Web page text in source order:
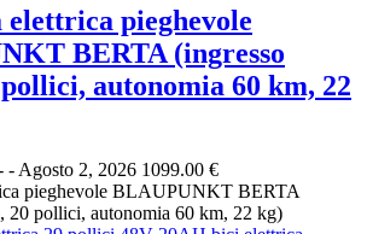
pieghevole
BERTA (ingresso
pollici, autonomia 60 km, 22
- Agosto 2, 2026 1099.00 €
pieghevole BLAUPUNKT BERTA
20 pollici, autonomia 60 km, 22 kg)